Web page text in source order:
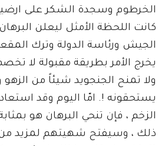
الخرطوم وسجدة الشكر على
كانت اللحظة الأمثل ليعلن
الجيش ورئاسة الدولة وترك
يخرج الأمر بطريقة مقبولة لا
ولا تمنح الجنجويد شيئاً من الزهو
يستحقونه !. امّا اليوم وقد
الزخم ، فإن تنحي البرهان هو
ذلك ، وسيفتح شهيتهم لمزيد من